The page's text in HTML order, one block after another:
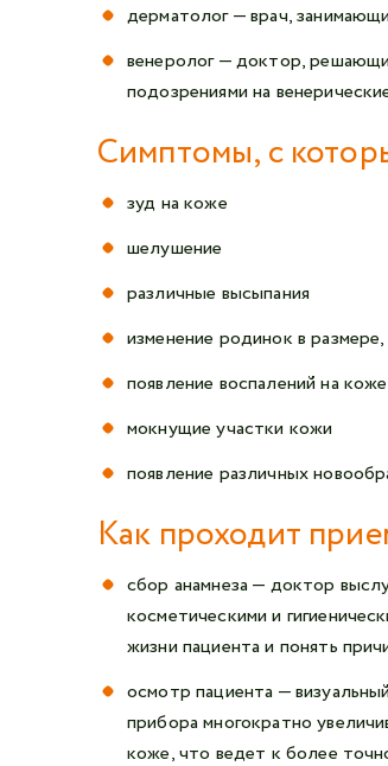
дерматолог — врач,
венеролог — доктор,
подозрениями на
Симптомы, с
зуд на коже
шелушение
различные высыпания
изменение родинок в
появление воспалений на коже
мокнущие участки кожи
появление различных
Как проходит
сбор анамнеза — доктор
косметическими и
жизни пациента и понять
осмотр пациента —
прибора многократно
коже, что ведет к более